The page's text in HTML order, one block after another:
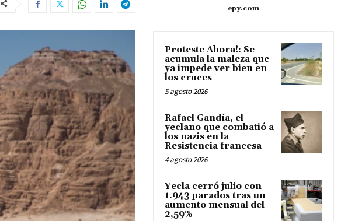
epy.com
Proteste Ahora!: Se
acumula la maleza que
ya impede ver bien en
los cruces
5 agosto 2026
Rafael Gandía, el
yeclano que combatió a
los nazis en la
Resistencia francesa
4 agosto 2026
Yecla cerró julio con
1.943 parados tras un
aumento mensual del
2,59%